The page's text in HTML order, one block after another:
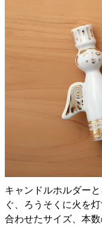
キャンドルホルダー
ぐ、ろうそくに火を
合わせたサイズ、本